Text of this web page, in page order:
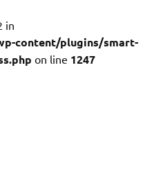
in
content/plugins/smart-
on line 1247